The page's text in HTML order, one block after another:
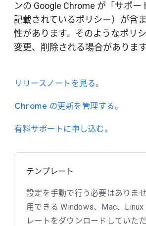
ンの Google Chrome が「サポー
記載されているポリシー）が含
性があります。そのようなポリ
変更、削除される場合があります
リリースノートを見る。
Chrome の更新を管理する。
有料サポートに申し込む。
テンプレート
設定を手動で行う必要はありま
用できる Windows、Mac、
レートをダウンロードしていただ